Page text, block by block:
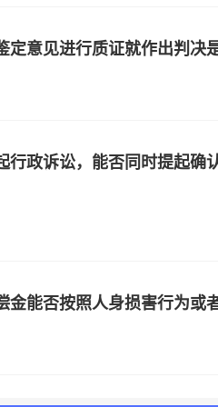
意见进行质证就作出判决
行政诉讼，能否同时提起确
能否按照人身损害行为或